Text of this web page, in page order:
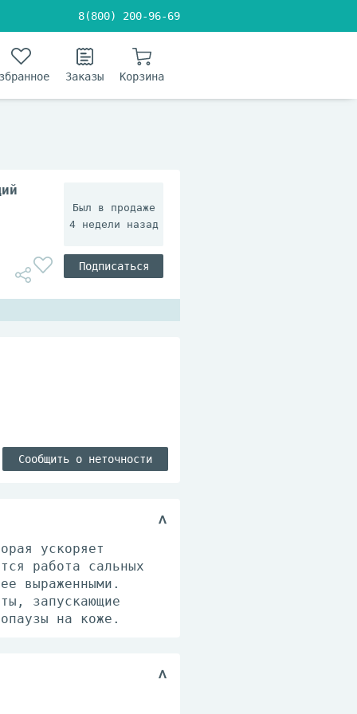
8(800) 200-96-69
Заказы Корзина
4 недели назад
Подписаться
Сообщить о неточности
ускоряет
работа сальных
выраженными.
запускающие
на коже.